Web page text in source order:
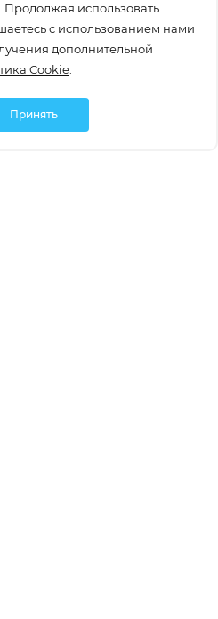
использовать
с использованием нами
дополнительной
Cookie
Принять